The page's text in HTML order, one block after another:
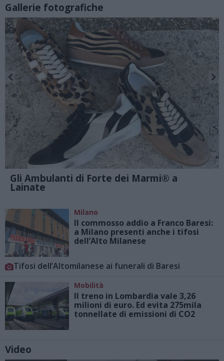
Gallerie fotografiche
Gli Ambulanti di Forte dei Marmi® a
Lainate
Milano
Il commosso addio a Franco Baresi:
a Milano presenti anche i tifosi
dell’Alto Milanese
Tifosi dell’Altomilanese ai funerali di Baresi
Mobilità
Il treno in Lombardia vale 3,26
milioni di euro. Ed evita 275mila
tonnellate di emissioni di CO2
Video